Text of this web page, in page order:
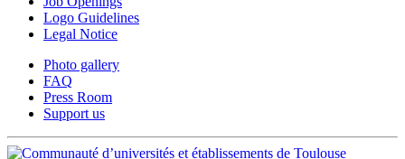
Logo Guidelines
Legal Notice
Photo gallery
FAQ
Press Room
Support us